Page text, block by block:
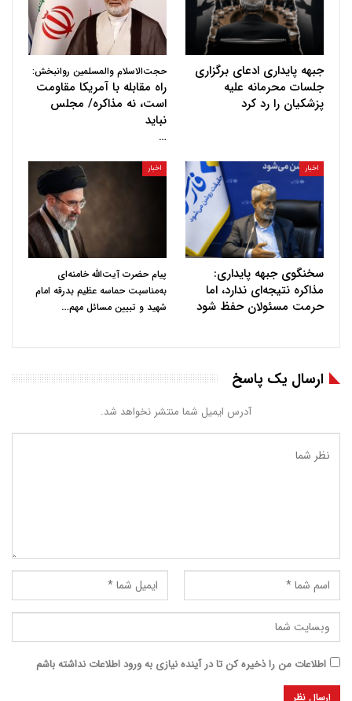
جبهه پایداری ادعای برگزاری
جلسات محرمانه علیه
پزشکیان را رد کرد
حجت‌الاسلام والمسلمین روانبخش:
راه مقابله با آمریکا مقاومت
است، نه مذاکره/ مجلس
نباید
…
اخبار
سخنگوی جبهه پایداری:
مذاکره نتیجه‌ای ندارد، اما
حرمت مسئولان حفظ شود
اخبار
پیام حضرت آیت‌الله خامنه‌ای
به‌مناسبت حماسه عظیم بدرقه امام
شهید و تبیین مسائل مهم…
ارسال یک پاسخ
آدرس ایمیل شما منتشر نخواهد شد.
اطلاعات من را ذخیره کن تا در آینده نیازی به ورود اطلاعات نداشته باشم